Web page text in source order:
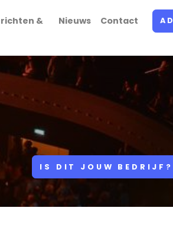
&
Nieuws Contact
IS DIT JOUW BEDRIJF?